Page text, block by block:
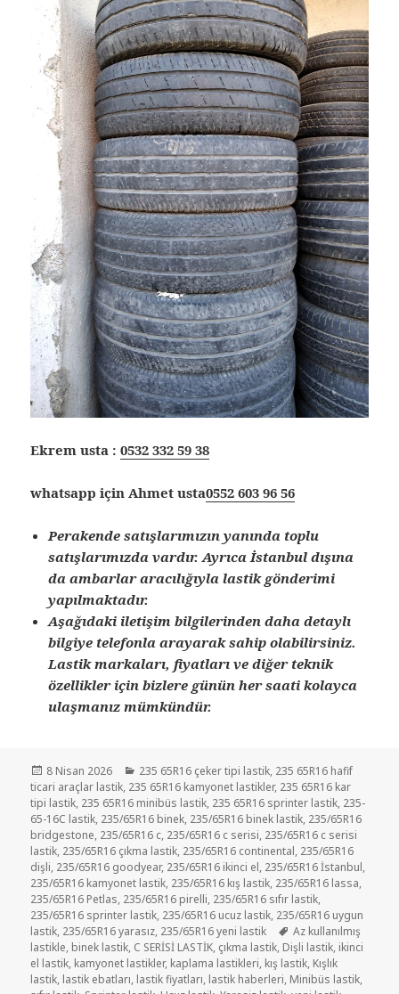
Ekrem usta :0532 332 59 38
whatsapp için Ahmet usta0552 603 96 56
Perakende satışlarımızın yanında toplu
satışlarımızda vardır. Ayrıca İstanbul dışına
da ambarlar aracılığıyla lastik gönderimi
yapılmaktadır.
Aşağıdaki iletişim bilgilerinden daha detaylı
bilgiye telefonla arayarak sahip olabilirsiniz.
Lastik markaları, fiyatları ve diğer teknik
özellikler için bizlere günün her saati kolayca
ulaşmanız mümkündür.
Yayın
tarihi
8 Nisan 2026 Kategoriler
235 65R16 çeker tipi lastik, 235 65R16 hafif
ticari araçlar lastik, 235 65R16 kamyonet lastikler, 235 65R16 kar
tipi lastik, 235 65R16 minibüs lastik, 235 65R16 sprinter lastik, 235-
65-16C lastik, 235/65R16 binek, 235/65R16 binek lastik, 235/65R16
bridgestone, 235/65R16 c, 235/65R16 c serisi, 235/65R16 c serisi
lastik, 235/65R16 çıkma lastik, 235/65R16 continental, 235/65R16
dişli, 235/65R16 goodyear, 235/65R16 ikinci el, 235/65R16 İstanbul,
235/65R16 kamyonet lastik, 235/65R16 kış lastik, 235/65R16 lassa,
235/65R16 Petlas, 235/65R16 pirelli, 235/65R16 sıfır lastik,
235/65R16 sprinter lastik, 235/65R16 ucuz lastik, 235/65R16 uygun
lastik, 235/65R16 yarasız, 235/65R16 yeni lastik Etiketler
Az kullanılmış
lastikle, binek lastik, C SERİSİ LASTİK, çıkma lastik, Dişli lastik, ikinci
el lastik, kamyonet lastikler, kaplama lastikleri, kış lastik, Kışlık
lastik, lastik ebatları, lastik fiyatları, lastik haberleri, Minibüs lastik,